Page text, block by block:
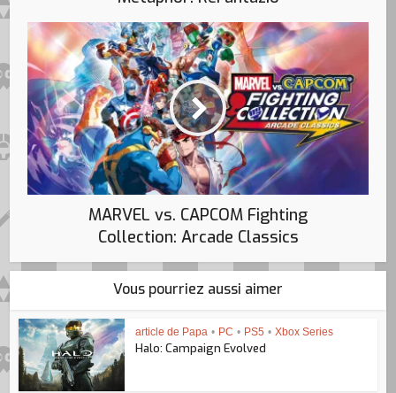
MARVEL vs. CAPCOM Fighting
Collection: Arcade Classics
Vous pourriez aussi aimer
article de Papa • PC • PS5 • Xbox Series
Halo: Campaign Evolved